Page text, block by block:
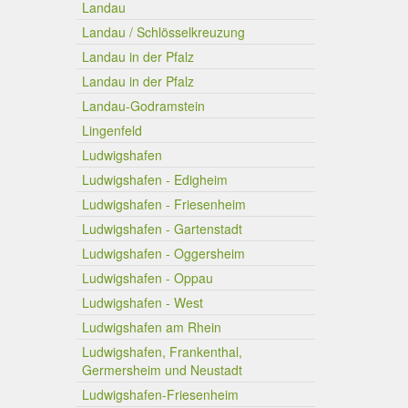
Landau
Landau / Schlösselkreuzung
Landau in der Pfalz
Landau in der Pfalz
Landau-Godramstein
Lingenfeld
Ludwigshafen
Ludwigshafen - Edigheim
Ludwigshafen - Friesenheim
Ludwigshafen - Gartenstadt
Ludwigshafen - Oggersheim
Ludwigshafen - Oppau
Ludwigshafen - West
Ludwigshafen am Rhein
Ludwigshafen, Frankenthal,
Germersheim und Neustadt
Ludwigshafen-Friesenheim